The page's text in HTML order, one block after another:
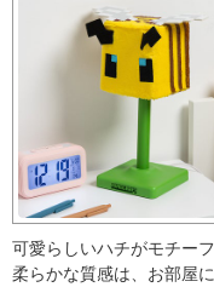
可愛らしいハチがモチー
柔らかな質感は、お部屋